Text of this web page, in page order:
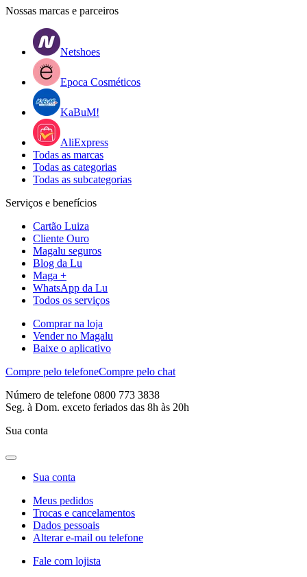
Nossas marcas e parceiros
Netshoes
Epoca Cosméticos
KaBuM!
AliExpress
Todas as marcas
Todas as categorias
Todas as subcategorias
Serviços e benefícios
Cartão Luiza
Cliente Ouro
Magalu seguros
Blog da Lu
Maga +
WhatsApp da Lu
Todos os serviços
Comprar na loja
Vender no Magalu
Baixe o aplicativo
Compre pelo telefoneCompre pelo chat
Número de telefone 0800 773 3838
Seg. à Dom. exceto feriados das 8h às 20h
Sua conta
Sua conta
Meus pedidos
Trocas e cancelamentos
Dados pessoais
Alterar e-mail ou telefone
Fale com lojista